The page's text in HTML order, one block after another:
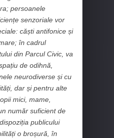
persoanele
senzoriale vor
căști antifonice și
în cadrul
din Parcul Civic, va
de odihnă,
neurodiverse și cu
dar și pentru alte
mici, mame,
număr suficient de
publicului
o broșură, în